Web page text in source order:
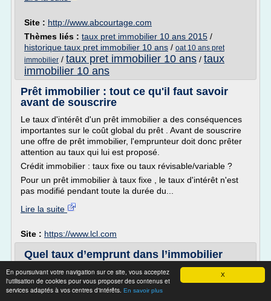
X
En poursuivant votre navigation sur ce site, vous acceptez
l'utilisation de cookies pour vous proposer des contenus et
services adaptés à vos centres d'intérêts. En savoir plus
Site : http://www.abcourtage.com
Thèmes liés : taux pret immobilier 10 ans 2015 /
historique taux pret immobilier 10 ans / oat 10 ans pret
immobilier / taux pret immobilier 10 ans / taux
immobilier 10 ans
Prêt immobilier : tout ce qu'il faut savoir
avant de souscrire
Le taux d'intérêt d'un prêt immobilier a des conséquences
importantes sur le coût global du prêt . Avant de souscrire
une offre de prêt immobilier, l'emprunteur doit donc prêter
attention au taux qui lui est proposé.
Crédit immobilier : taux fixe ou taux révisable/variable ?
Pour un prêt immobilier à taux fixe , le taux d'intérêt n'est
pas modifié pendant toute la durée du...
Lire la suite
Site : https://www.lcl.com
Quel taux d’emprunt dans l’immobilier
Quel taux d'emprunt dans l'immobilier actuel ?
10/02/2011